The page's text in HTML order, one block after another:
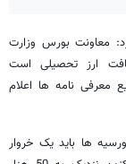
معاونت بورس وزارت
ارز تحصیلی است
نامه ها اعلام
ها باید یک خروار